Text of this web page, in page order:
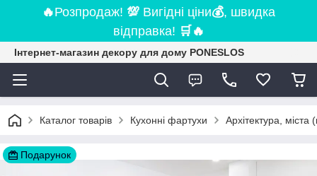
🔥Розпродаж! 💯 Вигідні ціни💰, швидка
відправка! 🛒 🔥
Інтернет-магазин декору для дому PONESLOS
Каталог товарів Кухонні фартухи Архітектура, міста
Подарунок